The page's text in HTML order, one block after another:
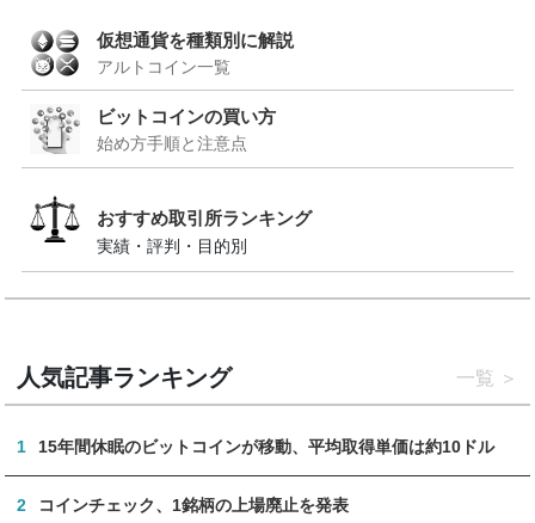
仮想通貨を種類別に解説
アルトコイン一覧
ビットコインの買い方
始め方手順と注意点
おすすめ取引所ランキング
実績・評判・目的別
人気記事ランキング 一覧
1 15年間休眠のビットコインが移動、平均取得単価は約10ドル
2 コインチェック、1銘柄の上場廃止を発表